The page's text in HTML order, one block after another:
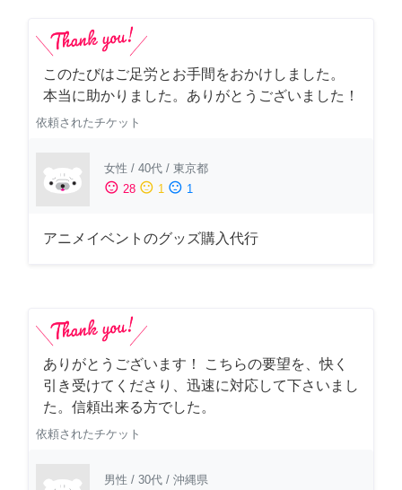
このたびはご足労とお手間をおかけしました。
本当に助かりました。ありがとうございました！
依頼されたチケット
女性 / 40代 / 東京都
sentiment_satisfied 28 sentiment_neutral 1 sentiment_dissatisfied 1
アニメイベントのグッズ購入代行
ありがとうございます！ こちらの要望を、快く
引き受けてくださり、迅速に対応して下さいまし
た。信頼出来る方でした。
依頼されたチケット
男性 / 30代 / 沖縄県